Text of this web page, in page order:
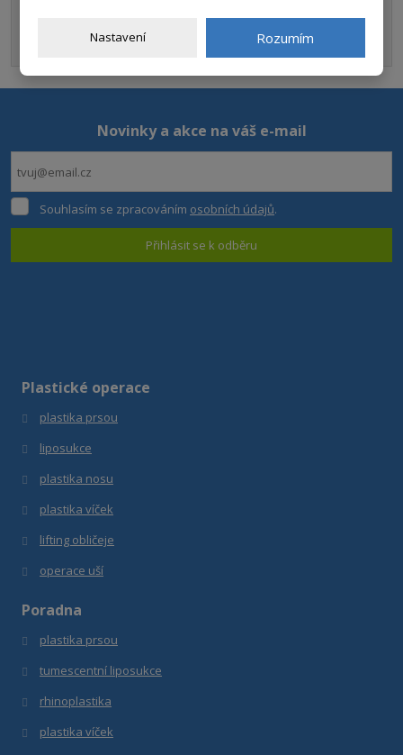
ODESLAT DOTAZ
se
odeslat.Novinky a akce na váš e-mail
Souhlasím
Souhlasím se zpracováním osobních údajů.
Přihlásit se k odběru
Plastické operace
plastika prsou
liposukce
plastika nosu
plastika víček
lifting obličeje
operace uší
Poradna
plastika prsou
tumescentní liposukce
rhinoplastika
plastika víček
Nastavení Rozumím